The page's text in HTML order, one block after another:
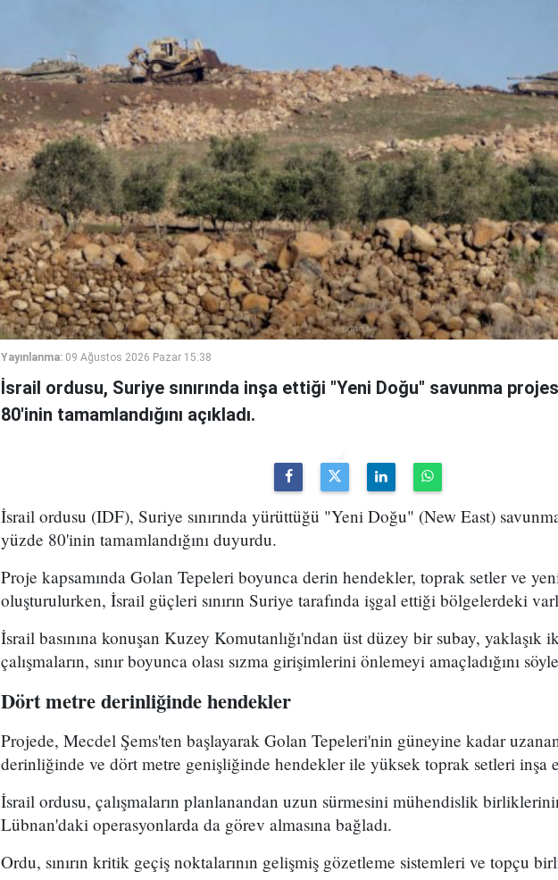
Yayınlanma: 09 Ağustos 2026 Pazar 15:38
İsrail ordusu, Suriye sınırında inşa ettiği "Yeni Doğu" savunma
80'inin tamamlandığını açıkladı.
İsrail ordusu (IDF), Suriye sınırında yürüttüğü "Yeni Doğu" (New East)
yüzde 80'inin tamamlandığını duyurdu.
Proje kapsamında Golan Tepeleri boyunca derin hendekler, toprak setler ve
oluşturulurken, İsrail güçleri sınırın Suriye tarafında işgal ettiği bölgelerdeki
İsrail basınına konuşan Kuzey Komutanlığı'ndan üst düzey bir subay, yaklaşık
çalışmaların, sınır boyunca olası sızma girişimlerini önlemeyi amaçladığını
Dört metre derinliğinde hendekler
Projede, Mecdel Şems'ten başlayarak Golan Tepeleri'nin güneyine kadar
derinliğinde ve dört metre genişliğinde hendekler ile yüksek toprak setleri inşa
İsrail ordusu, çalışmaların planlanandan uzun sürmesini mühendislik
Lübnan'daki operasyonlarda da görev almasına bağladı.
Ordu, sınırın kritik geçiş noktalarının gelişmiş gözetleme sistemleri ve topçu